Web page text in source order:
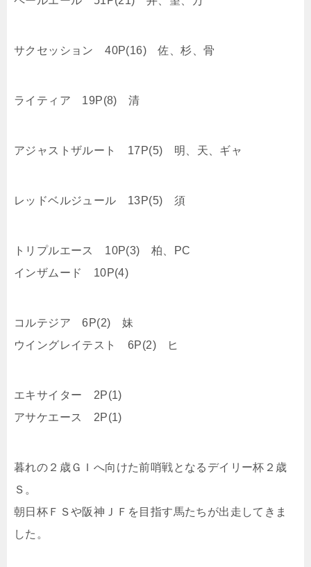
サクセッション 40P(16) 佐、杉、骨
ライティア 19P(8) 清
アジャストザルート 17P(5) 明、天、ギャ
レッドベルジュール 13P(5) 須
トリプルエース 10P(3) 柏、PC
インザムード 10P(4)
コルテジア 6P(2) 妹
ウイングレイテスト 6P(2) ヒ
エキサイター 2P(1)
アサケエース 2P(1)
暮れの２歳ＧＩへ向けた前哨戦となるデイリー杯２歳
Ｓ。
朝日杯ＦＳや阪神ＪＦを目指す馬たちが出走してきま
した。